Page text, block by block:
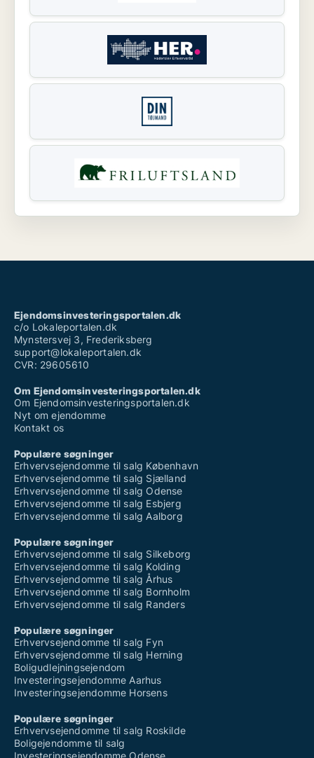
Ejendomsinvesteringsportalen.dk
c/o Lokaleportalen.dk
Mynstersvej 3, Frederiksberg
support@lokaleportalen.dk
CVR: 29605610
Om Ejendomsinvesteringsportalen.dk
Om Ejendomsinvesteringsportalen.dk
Nyt om ejendomme
Kontakt os
Populære søgninger
Erhvervsejendomme til salg København
Erhvervsejendomme til salg Sjælland
Erhvervsejendomme til salg Odense
Erhvervsejendomme til salg Esbjerg
Erhvervsejendomme til salg Aalborg
Populære søgninger
Erhvervsejendomme til salg Silkeborg
Erhvervsejendomme til salg Kolding
Erhvervsejendomme til salg Århus
Erhvervsejendomme til salg Bornholm
Erhvervsejendomme til salg Randers
Populære søgninger
Erhvervsejendomme til salg Fyn
Erhvervsejendomme til salg Herning
Boligudlejningsejendom
Investeringsejendomme Aarhus
Investeringsejendomme Horsens
Populære søgninger
Erhvervsejendomme til salg Roskilde
Boligejendomme til salg
Investeringsejendomme Odense